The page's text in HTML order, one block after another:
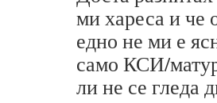
ми хареса и че
едно не ми е
само КСИ/
ли не се гледа